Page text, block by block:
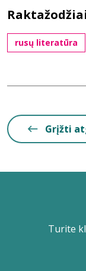
Raktažodžiai
rusų literatūra
Grįžti
Turite